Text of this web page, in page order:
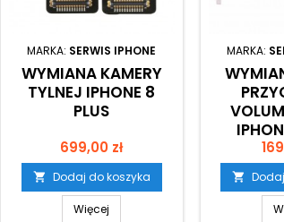
MARKA: SERWIS IPHONE
WYMIANA KAMERY
TYLNEJ IPHONE 8
PLUS
Cena
699,00 zł
 Dodaj do koszyka
Więcej
MARKA:
